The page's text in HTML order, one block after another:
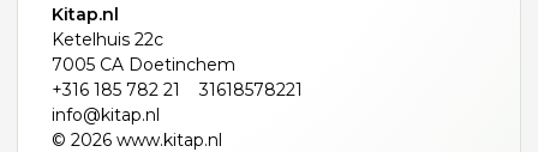
Kitap.nl
Ketelhuis 22c
7005 CA Doetinchem
+316 185 782 21
31618578221
info@kitap.nl
© 2026 www.kitap.nl